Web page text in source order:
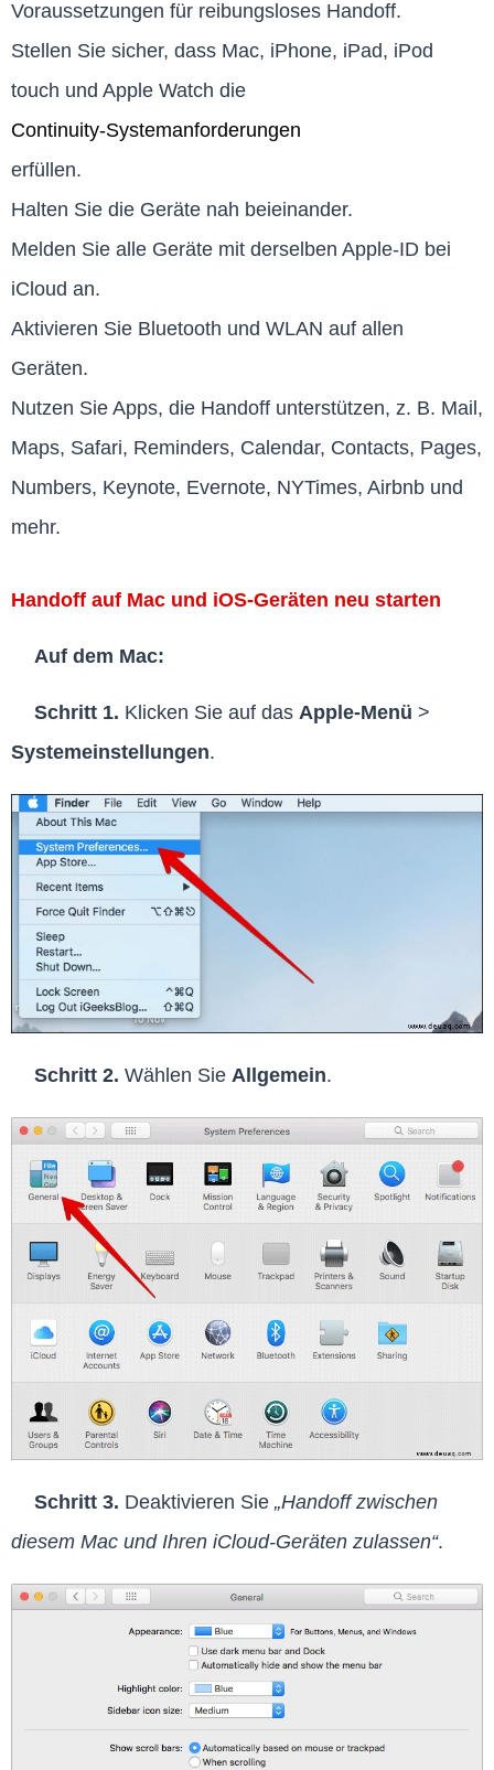
Voraussetzungen für reibungsloses Handoff.
Stellen Sie sicher, dass Mac, iPhone, iPad, iPod
touch und Apple Watch die
Continuity-Systemanforderungen
erfüllen.
Halten Sie die Geräte nah beieinander.
Melden Sie alle Geräte mit derselben Apple-ID bei
iCloud an.
Aktivieren Sie Bluetooth und WLAN auf allen
Geräten.
Nutzen Sie Apps, die Handoff unterstützen, z. B. Mail,
Maps, Safari, Reminders, Calendar, Contacts, Pages,
Numbers, Keynote, Evernote, NYTimes, Airbnb und
mehr.
Handoff auf Mac und iOS-Geräten neu starten
Auf dem Mac:
Schritt 1. Klicken Sie auf das Apple-Menü >
Systemeinstellungen.
Schritt 2. Wählen Sie Allgemein.
Schritt 3. Deaktivieren Sie „Handoff zwischen
diesem Mac und Ihren iCloud-Geräten zulassen“.